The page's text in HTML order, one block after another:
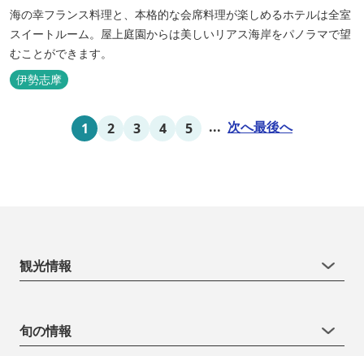
海の幸フランス料理と、本格的な会席料理が楽しめるホテルは全室
スイートルーム。屋上庭園からは美しいリアス海岸をパノラマで望
むことができます。
伊勢志摩
1 2 3 4 5 ... 次へ最後へ
観光情報
旬の情報